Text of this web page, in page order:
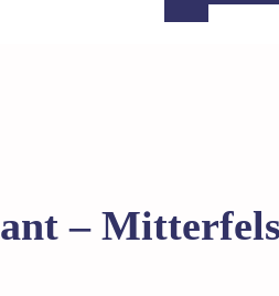
– Mitterfels